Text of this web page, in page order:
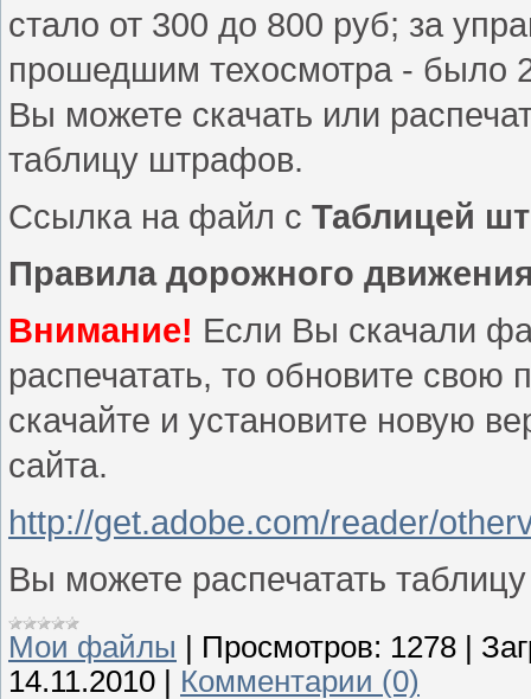
стало от 300 до 800 руб; за
прошедшим техосмотра - было
Вы можете скачать или
таблицу штрафов.
Ссылка на файл с Таблицей
Правила дорожного
Внимание! Если Вы скачали
распечатать, то обновите
скачайте и установите новую
сайта.
http://get.adobe.com/reader/
Вы можете распечатать
Мои файлы | Просмотров: 1278 |
14.11.2010 | Комментарии (0)